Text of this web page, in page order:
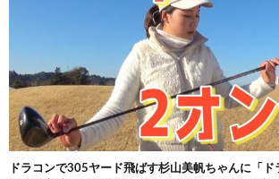
ドラコンで305ヤード飛ばす杉山美帆ちゃんに「